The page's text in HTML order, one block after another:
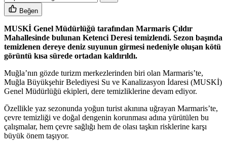
Beğen
MUSKİ Genel Müdürlüğü tarafından Marmaris Çıldır
Mahallesinde bulunan Ketenci Deresi temizlendi. Sezon başında
temizlenen dereye deniz suyunun girmesi nedeniyle oluşan kötü
görüntü kısa sürede ortadan kaldırıldı.
Muğla’nın gözde turizm merkezlerinden biri olan Marmaris’te,
Muğla Büyükşehir Belediyesi Su ve Kanalizasyon İdaresi (MUSKİ)
Genel Müdürlüğü ekipleri, dere temizliklerine devam ediyor.
Özellikle yaz sezonunda yoğun turist akınına uğrayan Marmaris’te,
çevre temizliği ve doğal dengenin korunması adına yürütülen bu
çalışmalar, hem çevre sağlığı hem de olası taşkın risklerine karşı
büyük önem taşıyor.